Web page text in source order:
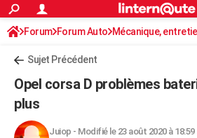
ACTUALITÉS
Politique
Société
Faits Divers
Education
Monde
Villes
+
Programme TV
Streaming
Cinéma
Sorties cinéma
Musique
FINANCE
Retraite
Impôts
Epargne
Immobilier
Risques naturels par ville
Banque
Assurance
Crédit
AUTO
S'inscrire
Connexion
Forum Forum Auto Mécanique,
Sujet Précédent
Opel corsa D problèmes
plus
Juiop - Modifié le 23 août 2020 à 18:59